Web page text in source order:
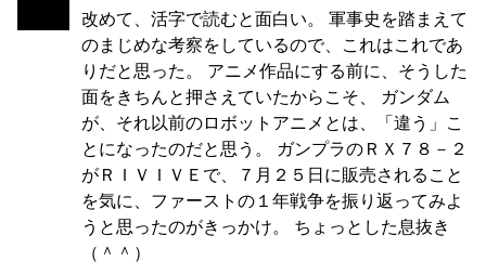
改めて、活字で読むと面白い。 軍事史を踏まえて
のまじめな考察をしているので、これはこれであ
りだと思った。 アニメ作品にする前に、そうした
面をきちんと押さえていたからこそ、 ガンダム
が、それ以前のロボットアニメとは、「違う」こ
とになったのだと思う。 ガンプラのＲＸ７８－２
がＲＩＶＩＶＥで、７月２５日に販売されること
を気に、ファーストの１年戦争を振り返ってみよ
うと思ったのがきっかけ。 ちょっとした息抜き
（＾＾）